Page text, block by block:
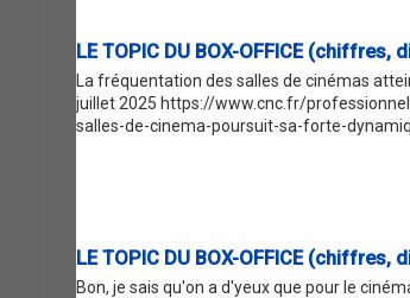
LE TOPIC DU BOX-OFFICE (chiffres,
La fréquentation des salles de cinémas
juillet 2025 https://www.cnc.fr/
salles-de-cinema-poursuit-sa-forte-
LE TOPIC DU BOX-OFFICE (chiffres,
Bon, je sais qu'on a d'yeux que pour le